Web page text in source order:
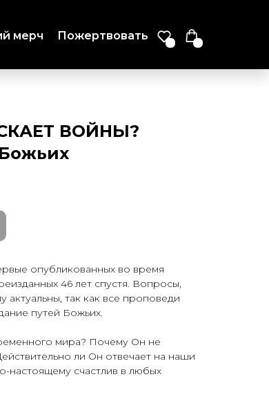
мерч Пожертвовать
ВОЙНЫ?
опубликованных во время
46 лет спустя. Вопросы,
так как все проповеди
путей Божьих.
мира? Почему Он не
ли Он отвечает на наши
настоящему счастлив в любых